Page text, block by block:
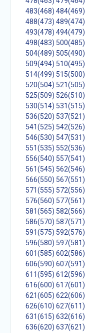
483(468) 484(469)
488(473) 489(474)
493(478) 494(479)
498(483) 500(485)
504(489) 505(490)
509(494) 510(495)
514(499) 515(500)
520(504) 521(505)
525(509) 526(510)
530(514) 531(515)
536(520) 537(521)
541(525) 542(526)
546(530) 547(531)
551(535) 552(536)
556(540) 557(541)
561(545) 562(546)
566(550) 567(551)
571(555) 572(556)
576(560) 577(561)
581(565) 582(566)
586(570) 587(571)
591(575) 592(576)
596(580) 597(581)
601(585) 602(586)
606(590) 607(591)
611(595) 612(596)
616(600) 617(601)
621(605) 622(606)
626(610) 627(611)
631(615) 632(616)
636(620) 637(621)